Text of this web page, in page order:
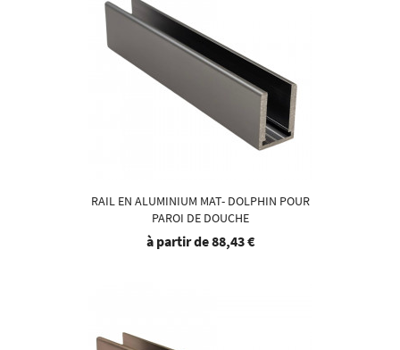
RAIL EN ALUMINIUM MAT- DOLPHIN POUR
PAROI DE DOUCHE
à partir de88,43 €